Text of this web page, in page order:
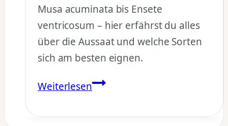
Musa acuminata bis Ensete
ventricosum – hier erfährst du alles
über die Aussaat und welche Sorten
sich am besten eignen.
WeiterlesenBananen
2020